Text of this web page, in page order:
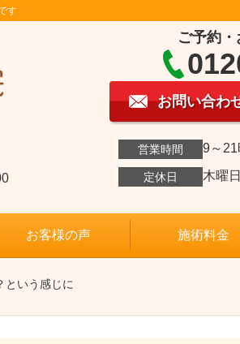
す
ご予約
お問い合わ
営業時間 9～21
定休日 木曜
お客様の声 施術料金
という感じに